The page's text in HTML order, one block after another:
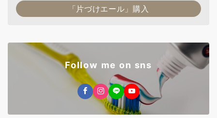
「片づけエール」購入
Follow me on sns